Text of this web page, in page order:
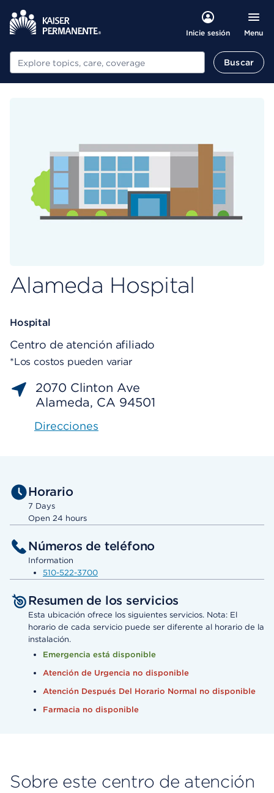
Inicie sesión Menu
Buscar Buscar
Alameda Hospital
Hospital
Centro de atención afiliado
*Los costos pueden variar
2070 Clinton Ave
Alameda, CA 94501
Direcciones
Horario
7 Days
Open 24 hours
Números de teléfono
Information
510-522-3700
Resumen de los servicios
Esta ubicación ofrece los siguientes servicios. Nota: El
horario de cada servicio puede ser diferente al horario de la
instalación.
Emergencia está disponible
Atención de Urgencia no disponible
Atención Después Del Horario Normal no disponible
Farmacia no disponible
Sobre este centro de atención